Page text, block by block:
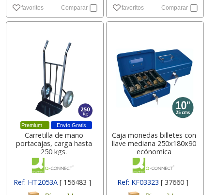
favoritos Comparar favoritos Comparar
Envío Gratis
Premium
Carretilla de mano
portacajas, carga hasta
250 kgs.
Ref: HT2053A[ 156483 ]
Caja monedas billetes con
llave mediana 250x180x90
ecónomica
Ref: KF03323 [ 37660 ]